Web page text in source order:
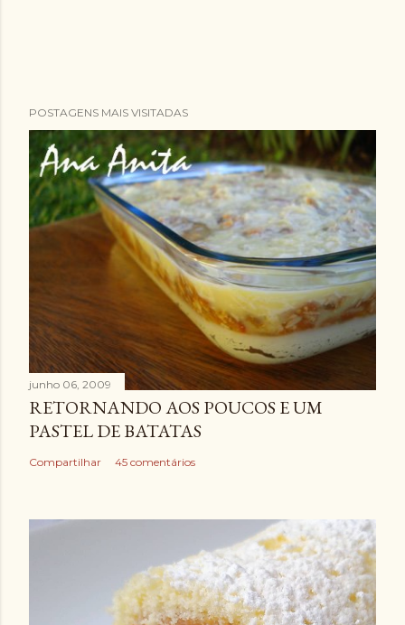
POSTAGENS MAIS VISITADAS
junho 06, 2009
RETORNANDO AOS POUCOS E UM
PASTEL DE BATATAS
Compartilhar 45 comentários